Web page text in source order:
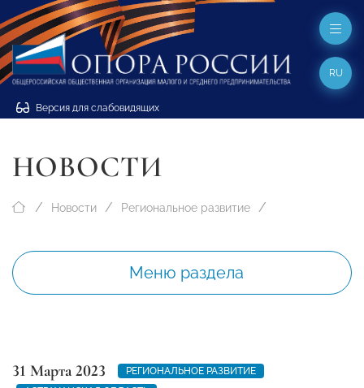
Версия для слабовидящих
RU
НОВОСТИ
Новости Региональное развитие
Меню раздела
31 Марта 2023
РЕГИОНАЛЬНОЕ РАЗВИТИЕ